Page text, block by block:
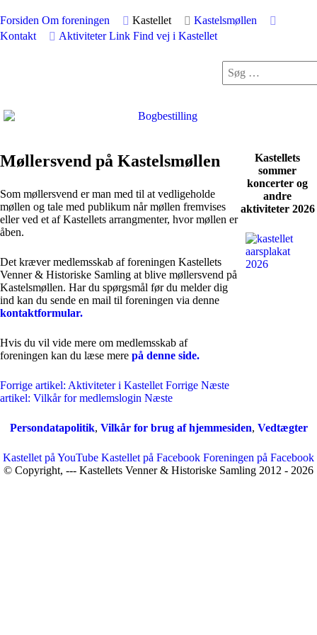
Forsiden Om foreningen Kastellet
Kastelsmøllen
Kontakt
Aktiviteter Link Find vej i Kastellet
Møllersvend på Kastelsmøllen
Som møllersvend er man med til at vedligeholde
møllen og tale med publikum når møllen fremvises
eller ved et af Kastellets arrangmenter, hvor møllen er
åben.
Det kræver medlemsskab af foreningen Kastellets
Venner & Historiske Samling at blive møllersvend på
Kastelsmøllen. Har du spørgsmål før du melder dig
ind kan du sende en mail til foreningen via denne
kontaktformular.
Hvis du vil vide mere om medlemsskab af
foreningen kan du læse mere på denne side.
Forrige artikel: Aktiviteter i Kastellet Forrige Næste
artikel: Vilkår for medlemslogin Næste
Kastellets
sommer
koncerter og
andre
aktiviteter 2026
Persondatapolitik, Vilkår for brug af hjemmesiden, Vedtægter
Kastellet på YouTube Kastellet på Facebook Foreningen på Facebook
© Copyright, --- Kastellets Venner & Historiske Samling 2012 - 2026